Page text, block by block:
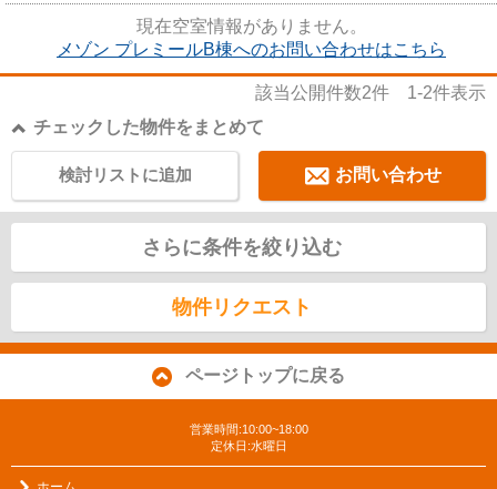
現在空室情報がありません。
メゾン プレミールB棟へのお問い合わせはこちら
該当公開件数2件 1-2件表示
チェックした物件をまとめて
お問い合わせ
検討リストに追加
さらに条件を絞り込む
物件リクエスト
ページトップに戻る
営業時間:10:00~18:00
定休日:水曜日